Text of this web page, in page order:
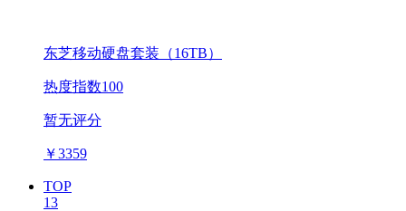
东芝移动硬盘套装（16TB）
热度指数100
暂无评分
￥3359
TOP
13